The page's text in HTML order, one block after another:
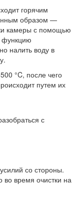
горячим
образом —
камеры с помощью
функцию
налить воду в
°C, после чего
путем их
со стороны.
во время очистки на